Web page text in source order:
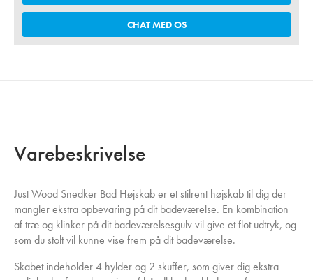
CHAT MED OS
Varebeskrivelse
Just Wood Snedker Bad Højskab er et stilrent højskab til dig der
mangler ekstra opbevaring på dit badeværelse. En kombination
af træ og klinker på dit badeværelsesgulv vil give et flot udtryk, og
som du stolt vil kunne vise frem på dit badeværelse.
Skabet indeholder 4 hylder og 2 skuffer, som giver dig ekstra